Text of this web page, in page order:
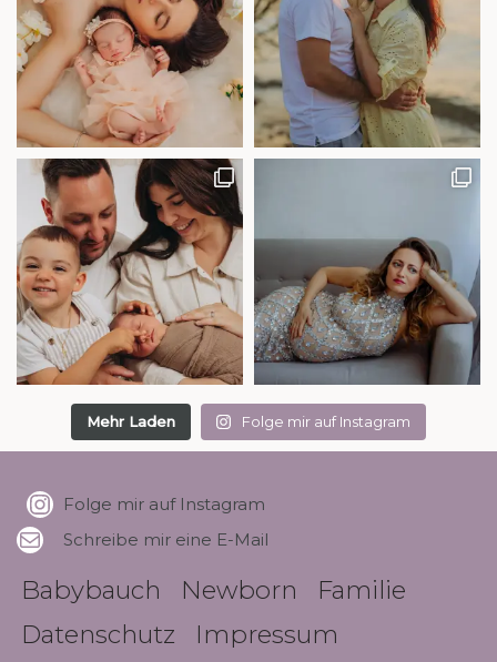
Mehr Laden Folge mir auf Instagram
Folge mir auf Instagram
Schreibe mir eine E-Mail
Babybauch Newborn
Familie
Datenschutz
Impressum